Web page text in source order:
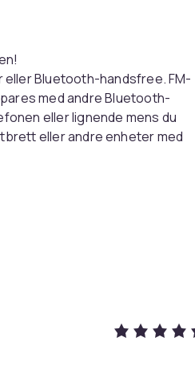
eller Bluetooth-handsfree. FM-
med andre Bluetooth-
eller lignende mens du
eller andre enheter med
knapp